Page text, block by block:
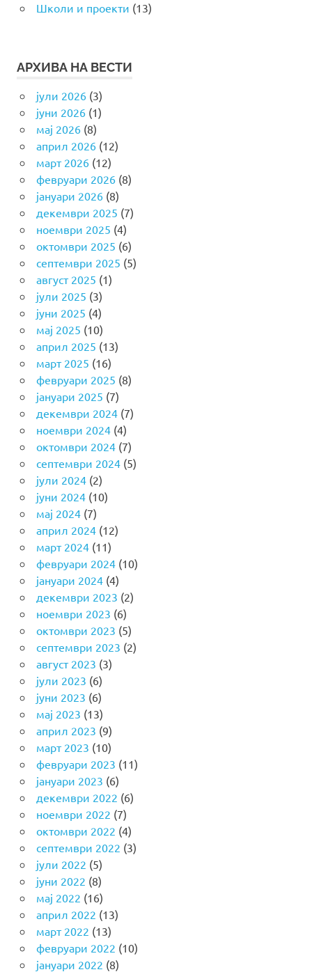
Школи и проекти (13)
АРХИВА НА ВЕСТИ
јули 2026(3)
јуни 2026(1)
мај 2026(8)
април 2026(12)
март 2026(12)
февруари 2026(8)
јануари 2026(8)
декември 2025 (7)
ноември 2025 (4)
октомври 2025 (6)
септември 2025 (5)
август 2025 (1)
јули 2025 (3)
јуни 2025 (4)
мај 2025 (10)
април 2025 (13)
март 2025 (16)
февруари 2025 (8)
јануари 2025 (7)
декември 2024(7)
ноември 2024(4)
октомври 2024(7)
септември 2024(5)
јули 2024(2)
јуни 2024(10)
мај 2024(7)
април 2024(12)
март 2024(11)
февруари 2024(10)
јануари 2024(4)
декември 2023 (2)
ноември 2023 (6)
октомври 2023 (5)
септември 2023 (2)
август 2023 (3)
јули 2023 (6)
јуни 2023 (6)
мај 2023 (13)
април 2023 (9)
март 2023 (10)
февруари 2023 (11)
јануари 2023 (6)
декември 2022 (6)
ноември 2022 (7)
октомври 2022 (4)
септември 2022 (3)
јули 2022 (5)
јуни 2022 (8)
мај 2022 (16)
април 2022 (13)
март 2022 (13)
февруари 2022 (10)
јануари 2022 (8)